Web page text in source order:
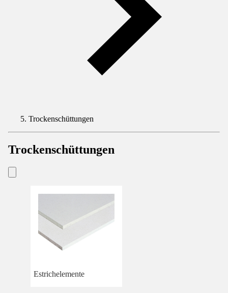
Trockenschüttungen
Trockenschüttungen
Estrichelemente